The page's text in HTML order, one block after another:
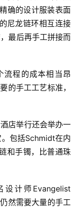
确的设计服装表面
尼龙链环相互连接
最后再手工拼接而
流程的成本相当昂
的手工工艺标准，
店举行还会举办一
。包括Schmidt在内
和手镯，比普通珠
设计师Evangelist
然需要大量的手工